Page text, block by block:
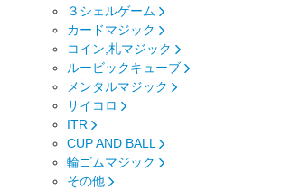
３シェルゲーム
カードマジック
コイン,札マジック
ルービックキューブ
メンタルマジック
サイコロ
ITR
CUP AND BALL
輪ゴムマジック
その他